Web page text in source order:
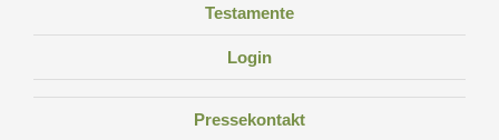
Testamente
Login
Pressekontakt